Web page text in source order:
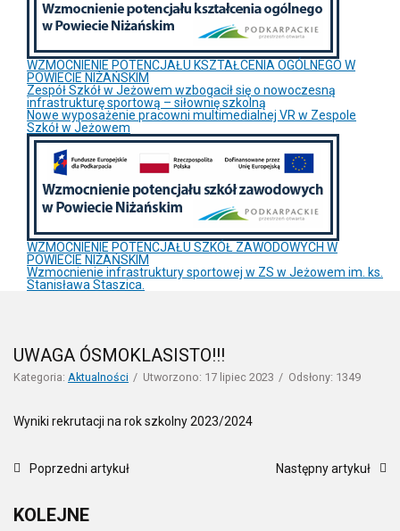
WZMOCNIENIE POTENCJAŁU KSZTAŁCENIA OGÓLNEGO W
POWIECIE NIŻAŃSKIM
Zespół Szkół w Jeżowem wzbogacił się o nowoczesną
infrastrukturę sportową – siłownię szkolną
Nowe wyposażenie pracowni multimedialnej VR w Zespole
Szkół w Jeżowem
WZMOCNIENIE POTENCJAŁU SZKÓŁ ZAWODOWYCH W
POWIECIE NIŻAŃSKIM
Wzmocnienie infrastruktury sportowej w ZS w Jeżowem im. ks.
Stanisława Staszica.
UWAGA ÓSMOKLASISTO!!!
Kategoria: Aktualności Utworzono: 17 lipiec 2023 Odsłony: 1349
Wyniki rekrutacji na rok szkolny 2023/2024
Poprzedni artykuł Następny artykuł
KOLEJNE